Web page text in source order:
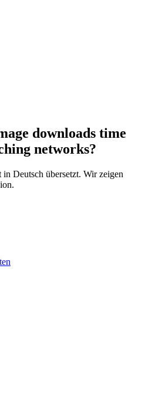
downloads time
networks?
Deutsch übersetzt. Wir zeigen